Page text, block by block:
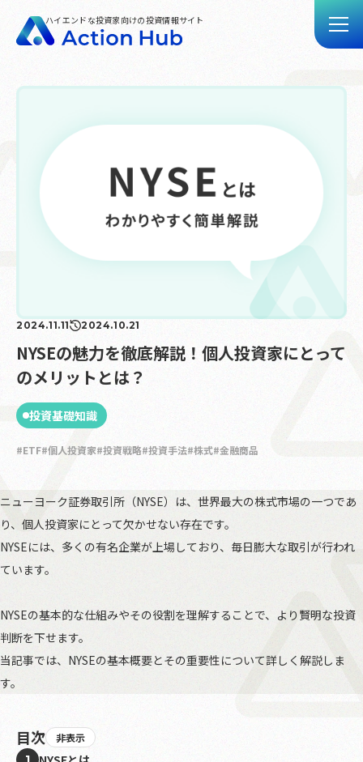
ハイエンドな投資家向けの投資情報サイト
Action Hubとは
お問い合わせ
2024.11.11 2024.10.21
NYSEの魅力を徹底解説！個人投資家にとって
のメリットとは？
投資基礎知識
ETF 個人投資家 投資戦略 投資手法 株式 金融商品
ニューヨーク証券取引所（NYSE）は、世界最大の株式市場の一つであ
り、個人投資家にとって欠かせない存在です。
NYSEには、多くの有名企業が上場しており、毎日膨大な取引が行われ
ています。
NYSEの基本的な仕組みやその役割を理解することで、より賢明な投資
判断を下せます。
当記事では、NYSEの基本概要とその重要性について詳しく解説しま
す。
目次 非表示